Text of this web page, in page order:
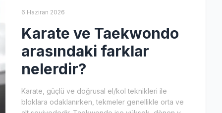
6 Haziran 2026
Karate ve Taekwondo
arasındaki farklar
nelerdir?
Karate, güçlü ve doğrusal el/kol teknikleri ile
bloklara odaklanırken, tekmeler genellikle orta ve